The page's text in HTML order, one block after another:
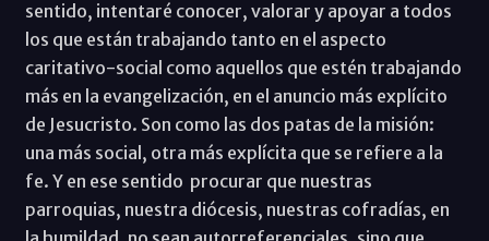
sentido, intentaré conocer, valorar y apoyar a todos
los que están trabajando tanto en el aspecto
caritativo-social como aquellos que estén trabajando
más en la evangelización, en el anuncio más explícito
de Jesucristo. Son como las dos patas de la misión:
una más social, otra más explícita que se refiere a la
fe. Y en ese sentido procurar que nuestras
parroquias, nuestra diócesis, nuestras cofradías, en